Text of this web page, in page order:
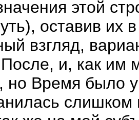
этой
оставив
взгляд,
и, как им
но Время было